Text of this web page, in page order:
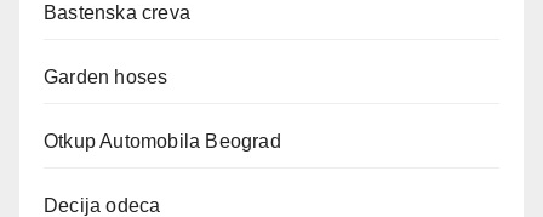
Bastenska creva
Garden hoses
Otkup Automobila Beograd
Decija odeca